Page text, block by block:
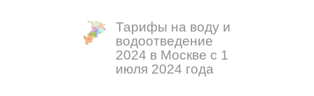
Тарифы на воду и
водоотведение
2024 в Москве с 1
июля 2024 года